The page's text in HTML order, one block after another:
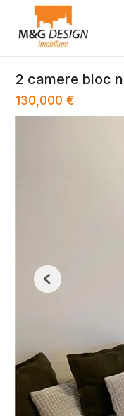
2 camere bloc
130,000 €
Previous